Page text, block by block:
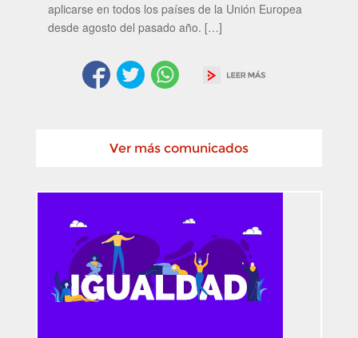
aplicarse en todos los países de la Unión Europea
desde agosto del pasado año. […]
Ver más comunicados